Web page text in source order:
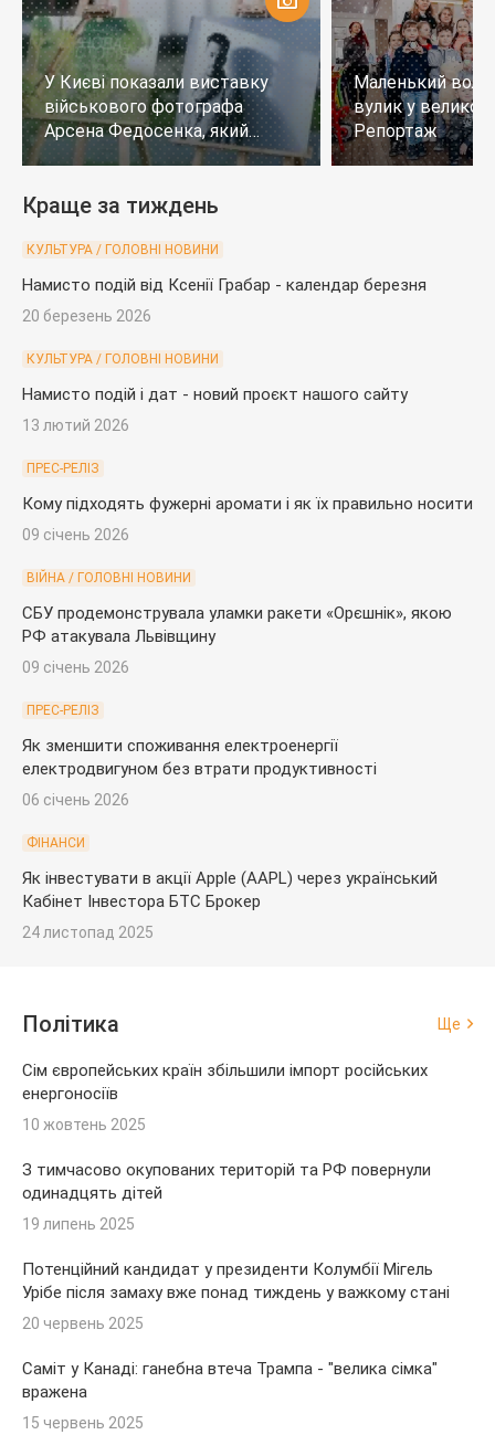
У Києві показали виставку
військового фотографа
Арсена Федосенка, який
загинув на війні
Маленький
вулик у
Репортаж
Краще за тиждень
КУЛЬТУРА / ГОЛОВНІ НОВИНИ
Намисто подій від Ксенії Грабар - календар березня
20 березень 2026
КУЛЬТУРА / ГОЛОВНІ НОВИНИ
Намисто подій і дат - новий проєкт нашого сайту
13 лютий 2026
ПРЕС-РЕЛІЗ
Кому підходять фужерні аромати і як їх правильно носити
09 січень 2026
ВІЙНА / ГОЛОВНІ НОВИНИ
СБУ продемонструвала уламки ракети «Орєшнік», якою
РФ атакувала Львівщину
09 січень 2026
ПРЕС-РЕЛІЗ
Як зменшити споживання електроенергії
електродвигуном без втрати продуктивності
06 січень 2026
ФІНАНСИ
Як інвестувати в акції Apple (AAPL) через український
Кабінет Інвестора БТС Брокер
24 листопад 2025
Політика Ще
Сім європейських країн збільшили імпорт російських
енергоносіїв
10 жовтень 2025
З тимчасово окупованих територій та РФ повернули
одинадцять дітей
19 липень 2025
Потенційний кандидат у президенти Колумбії Мігель
Урібе після замаху вже понад тиждень у важкому стані
20 червень 2025
Саміт у Канаді: ганебна втеча Трампа - "велика сімка"
вражена
15 червень 2025